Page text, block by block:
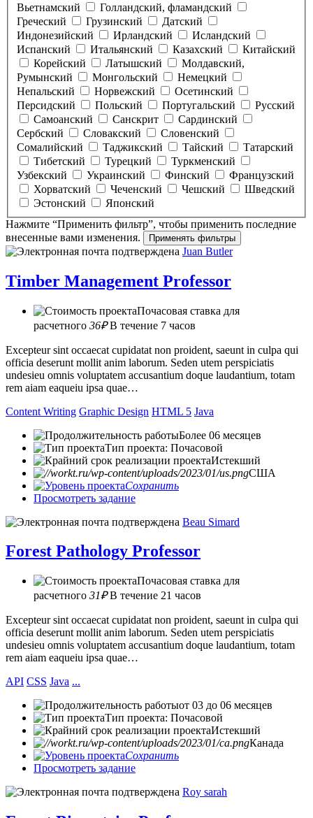
Вьетнамский
Голландский, фламандский
Греческий
Грузинский
Датский
Индонезийский
Ирландский
Исландский
Испанский
Итальянский Казахский
Китайский
Корейский
Латышский
Молдавский,
Румынский
Монгольский
Немецкий
Непальский
Норвежский
Осетинский
Персидский
Польский Португальский
Русский
Самоанский
Санскрит
Сардинский
Сербский
Словакский
Словенский
Сомалийский
Таджикский Тайский
Татарский
Тибетский
Турецкий
Туркменский
Узбекский
Украинский Финский
Французский
Хорватский
Чеченский Чешский
Шведский
Эстонский
Японский
Нажмите “Применить фильтр”, чтобы применить последние
внесенные вами изменения.
Juan Butler
Timber Management Professor
Почасовая ставка для
расчетного 36₽В течение 7 часов
Excepteur sint occaecat cupidatat non proident, saeunt in culpa qui
officia deserunt mollit anim laborum. Seden utem perspiciatis
undesieu omnis voluptatem accusantium doque laudantium, totam
rem aiam eaqueiu ipsa quae…
Content Writing Graphic Design HTML 5 Java
Более 06 месяцев
Тип проекта: Почасовой
Истекший
США
Сохранить
Просмотреть задание
Beau Simard
Forest Pathology Professor
Почасовая ставка для
расчетного 31₽В течение 21 часов
Excepteur sint occaecat cupidatat non proident, saeunt in culpa qui
officia deserunt mollit anim laborum. Seden utem perspiciatis
undesieu omnis voluptatem accusantium doque laudantium, totam
rem aiam eaqueiu ipsa quae…
API CSS Java ...
от 03 до 06 месяцев
Тип проекта: Почасовой
Истекший
Канада
Сохранить
Просмотреть задание
Roy sarah